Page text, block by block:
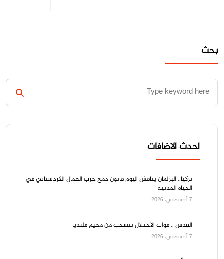
بحث
احدث الاضافات
تركيا.. البرلمان يناقش اليوم قانون دمج حزب العمال الكردستاني في
الحياة المدنية
7 أغسطس، 2026
القدس .. قوات الاحتلال تنسحب من مخيم قلنديا
7 أغسطس، 2026